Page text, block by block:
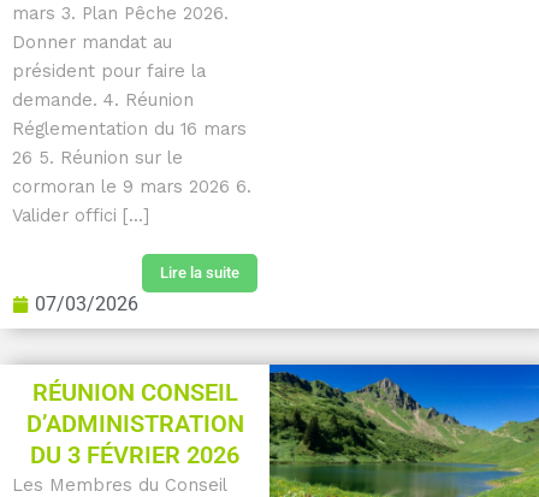
mars 3. Plan Pêche 2026.
Donner mandat au
président pour faire la
demande. 4. Réunion
Réglementation du 16 mars
26 5. Réunion sur le
cormoran le 9 mars 2026 6.
Valider offici [...]
Lire la suite
07/03/2026
RÉUNION CONSEIL
D’ADMINISTRATION
DU 3 FÉVRIER 2026
Les Membres du Conseil